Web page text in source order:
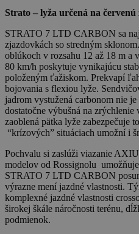
Strato – lyža určená na
STRATO 7 LTD CARBON sa
zjazdovkách so stredným
oblúkoch v rozsahu 12 až 18 m a
80 km/h poskytuje vynikajúcu
položeným ťažiskom. Prekvapí
bojovania s flexiou lyže.
jadrom vystužená carbonom nie
dostatočne výbušná na
zaoblená pätka lyže zabezpečuje
“krízových” situáciach umožní i
Pochvalu si zaslúži viazanie
modelov od Rossignolu
STRATO 7 LTD CARBON
výrazne mení jazdné vlastnosti.
komplexné jazdné vlastnosti
širokej škále náročnosti terénu,
podmienok.